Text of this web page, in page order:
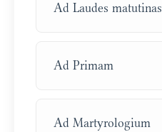
Ad Laudes matutinas
Ad Primam
Ad Martyrologium